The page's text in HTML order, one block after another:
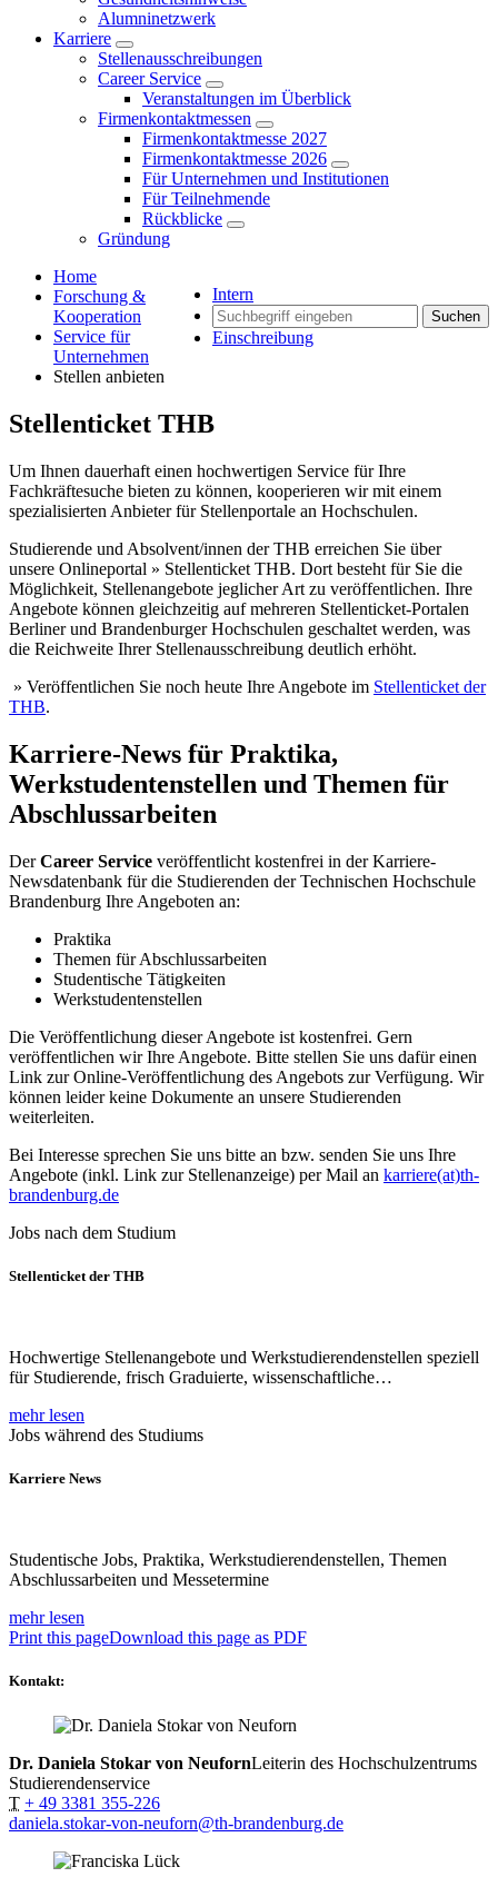
Alumninetzwerk
Karriere
Stellenausschreibungen
Career Service
Veranstaltungen im Überblick
Firmenkontaktmessen
Firmenkontaktmesse 2027
Firmenkontaktmesse 2026
Für Unternehmen und Institutionen
Für Teilnehmende
Rückblicke
Gründung
Intern
Suchen
Einschreibung
Home
Forschung &
Kooperation
Service für
Unternehmen
Stellen anbieten
Stel­lenti­cket THB
Um Ihnen dauerhaft einen hochwertigen Service für Ihre
Fachkräftesuche bieten zu können, kooperieren wir mit einem
spezialisierten Anbieter für Stellenportale an Hochschulen.
Studierende und Absolvent/innen der THB erreichen Sie über
unsere Onlineportal » Stellenticket THB. Dort besteht für Sie die
Möglichkeit, Stellenangebote jeglicher Art zu veröffentlichen. Ihre
Angebote können gleichzeitig auf mehreren Stellenticket-Portalen
Berliner und Brandenburger Hochschulen geschaltet werden, was
die Reichweite Ihrer Stellenausschreibung deutlich erhöht.
» Veröffentlichen Sie noch heute Ihre Angebote im Stellenticket der
THB.
Karriere-News für Praktika,
Werkstudentenstellen und Themen für
Abschlussarbeiten
DerCareer Service veröffentlicht kostenfrei in der Karriere-
Newsdatenbank für die Studierenden der Technischen Hochschule
Brandenburg Ihre Angeboten an:
Praktika
Themen für Abschlussarbeiten
Studentische Tätigkeiten
Werkstudentenstellen
Die Veröffentlichung dieser Angebote ist kostenfrei. Gern
veröffentlichen wir Ihre Angebote. Bitte stellen Sie uns dafür einen
Link zur Online-Veröffentlichung des Angebots zur Verfügung. Wir
können leider keine Dokumente an unsere Studierenden
weiterleiten.
Bei Interesse sprechen Sie uns bitte an bzw. senden Sie uns Ihre
Angebote (inkl. Link zur Stellenanzeige) per Mail an karriere(at)th-
brandenburg.de
Jobs nach dem Studium
Stellenticket der THB
Hochwertige Stellenangebote und Werkstudierendenstellen speziell
für Studierende, frisch Graduierte, wissenschaftliche…
mehr lesen
Jobs während des Studiums
Karriere News
Studentische Jobs, Praktika, Werkstudierendenstellen, Themen
Abschlussarbeiten und Messetermine
mehr lesen
Print this pageDownload this page as PDF
Kontakt:
Dr. Daniela Stokar von NeufornLeiterin des Hochschulzentrums
Studierendenservice
T + 49 3381 355-226
daniela.stokar-von-neuforn@th-brandenburg.de